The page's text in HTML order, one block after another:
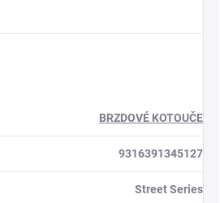
BRZDOVÉ KOTOUČE
9316391345127
Street Series